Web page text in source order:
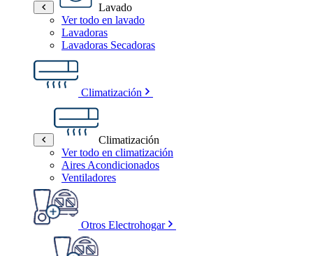
Lavado
Ver todo en lavado
Lavadoras
Lavadoras Secadoras
Climatización
Climatización
Ver todo en climatización
Aires Acondicionados
Ventiladores
Otros Electrohogar